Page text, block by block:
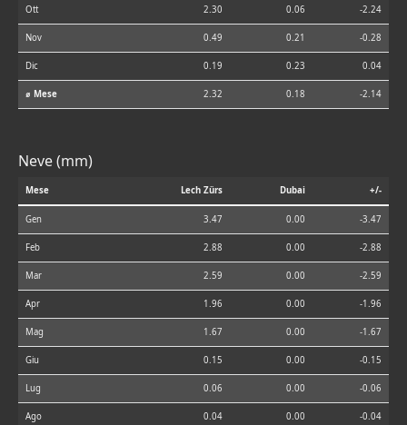
Ott 2.30 0.06 -2.24
Nov 0.49 0.21 -0.28
Dic 0.19 0.23 0.04
⌀ Mese 2.32 0.18 -2.14
Neve (mm)
Mese Lech Zürs Dubai +/-
Gen 3.47 0.00 -3.47
Feb 2.88 0.00 -2.88
Mar 2.59 0.00 -2.59
Apr 1.96 0.00 -1.96
Mag 1.67 0.00 -1.67
Giu 0.15 0.00 -0.15
Lug 0.06 0.00 -0.06
Ago 0.04 0.00 -0.04